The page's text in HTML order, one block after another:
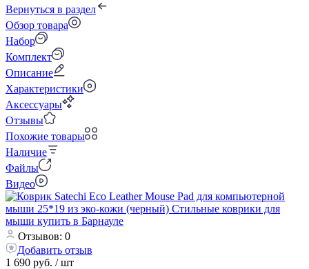
Вернуться в раздел
Обзор товара
Набор
Комплект
Описание
Характеристики
Аксессуары
Отзывы
Похожие товары
Наличие
Файлы
Видео
Отзывов: 0
Добавить отзыв
1 690 руб. / шт